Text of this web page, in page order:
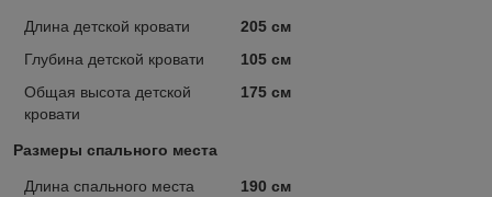
Длина детской кровати
205 см
Глубина детской кровати
105 см
Общая высота детской
кровати
175 см
Размеры спального места
Длина спального места
190 см